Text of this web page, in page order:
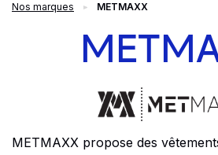
Nos marques METMAXX
METMAXX propose des